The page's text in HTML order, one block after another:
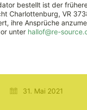
an
31. Mai 2021
bestellt ist der
Charlottenburg, VR
ihre Ansprüche
unter hallof@re-